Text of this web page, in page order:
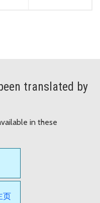
translated by
in these
页